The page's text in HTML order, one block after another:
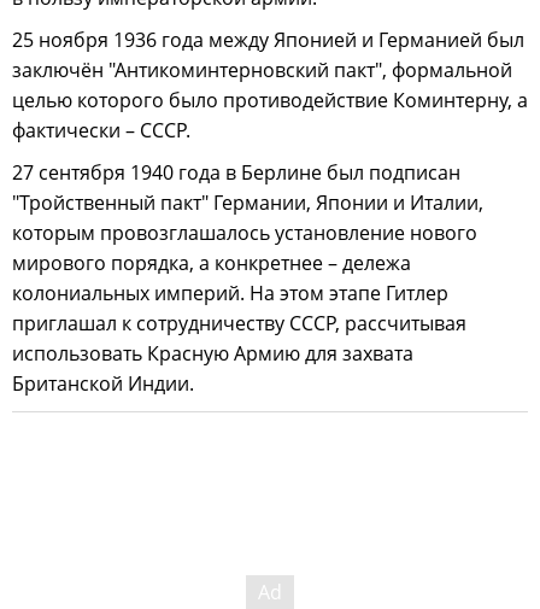
25 ноября 1936 года между Японией и Германией был
заключён "Антикоминтерновский пакт", формальной
целью которого было противодействие Коминтерну, а
фактически – СССР.
27 сентября 1940 года в Берлине был подписан
"Тройственный пакт" Германии, Японии и Италии,
которым провозглашалось установление нового
мирового порядка, а конкретнее – дележа
колониальных империй. На этом этапе Гитлер
приглашал к сотрудничеству СССР, рассчитывая
использовать Красную Армию для захвата
Британской Индии.